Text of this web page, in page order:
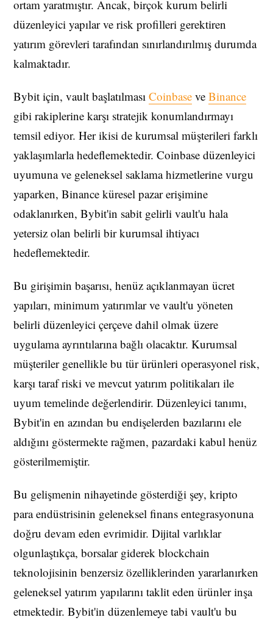
ortam yaratmıştır. Ancak, birçok kurum belirli
düzenleyici yapılar ve risk profilleri gerektiren
yatırım görevleri tarafından sınırlandırılmış durumda
kalmaktadır.
Bybit için, vault başlatılması Coinbase ve Binance
gibi rakiplerine karşı stratejik konumlandırmayı
temsil ediyor. Her ikisi de kurumsal müşterileri farklı
yaklaşımlarla hedeflemektedir. Coinbase düzenleyici
uyumuna ve geleneksel saklama hizmetlerine vurgu
yaparken, Binance küresel pazar erişimine
odaklanırken, Bybit'in sabit gelirli vault'u hala
yetersiz olan belirli bir kurumsal ihtiyacı
hedeflemektedir.
Bu girişimin başarısı, henüz açıklanmayan ücret
yapıları, minimum yatırımlar ve vault'u yöneten
belirli düzenleyici çerçeve dahil olmak üzere
uygulama ayrıntılarına bağlı olacaktır. Kurumsal
müşteriler genellikle bu tür ürünleri operasyonel risk,
karşı taraf riski ve mevcut yatırım politikaları ile
uyum temelinde değerlendirir. Düzenleyici tanımı,
Bybit'in en azından bu endişelerden bazılarını ele
aldığını göstermekte rağmen, pazardaki kabul henüz
gösterilmemiştir.
Bu gelişmenin nihayetinde gösterdiği şey, kripto
para endüstrisinin geleneksel finans entegrasyonuna
doğru devam eden evrimidir. Dijital varlıklar
olgunlaştıkça, borsalar giderek blockchain
teknolojisinin benzersiz özelliklerinden yararlanırken
geleneksel yatırım yapılarını taklit eden ürünler inşa
etmektedir. Bybit'in düzenlemeye tabi vault'u bu